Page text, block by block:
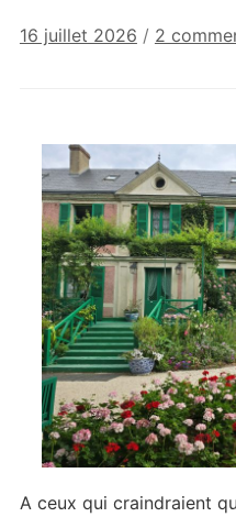
16 juillet 2026 / 2
A ceux qui craindraient